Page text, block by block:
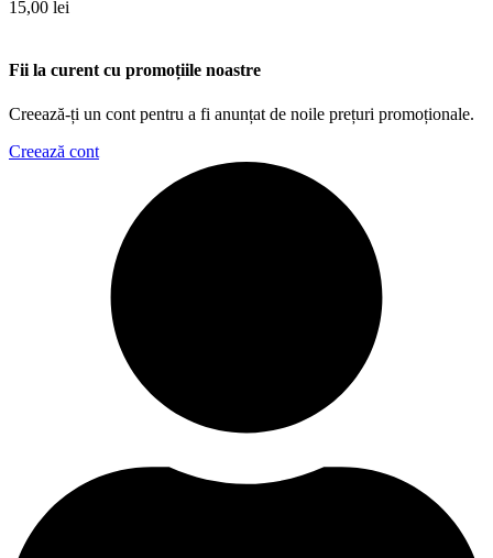
15,00 lei
Fii la curent cu promoțiile noastre
Creează-ți un cont pentru a fi anunțat de noile prețuri promoționale.
Creează cont